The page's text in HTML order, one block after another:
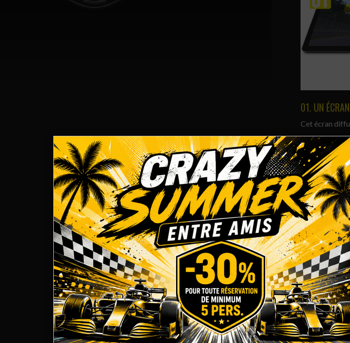
01. UN
Cet écran
Vous
du simulateur.
02. UN
Cet écran
. Suivre la
Sur la partie
de chaque
Chaque pilote
pour ‘’Vincent
actuellement
. Suivre le
Sur la partie
Vous
chaque pilote